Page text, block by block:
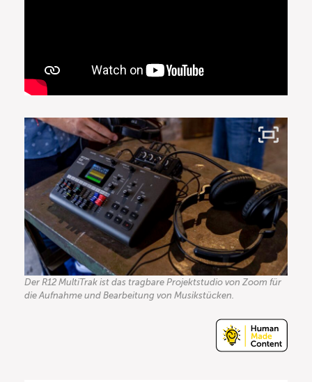
Der R12 MultiTrak ist das tragbare Projektstudio von Zoom für
die Aufnahme und Bearbeitung von Musikstücken.